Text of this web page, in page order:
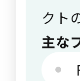
クト
主な